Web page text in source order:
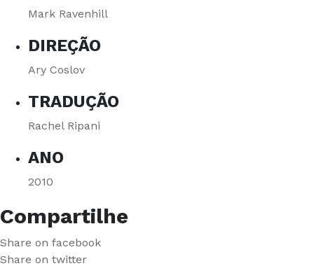
Mark Ravenhill
DIREÇÃO
Ary Coslov
TRADUÇÃO
Rachel Ripani
ANO
2010
Compartilhe
Share on facebook
Share on twitter